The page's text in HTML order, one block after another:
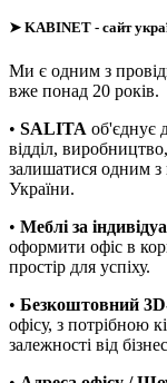
➤ KABINET - сайт
Ми є одним з
вже понад 20 років.
• SALITA об'єднує
відділ,
залишатися одним з
України.
• Меблі за
оформити офіс в
простір для успіху.
• Безкоштовний
офісу, з потрібною
залежності від